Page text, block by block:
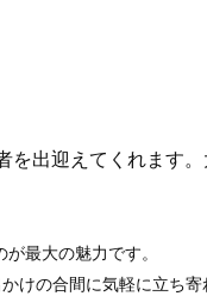
を出迎えてくれます。
最大の魅力です。
けの合間に気軽に立ち寄